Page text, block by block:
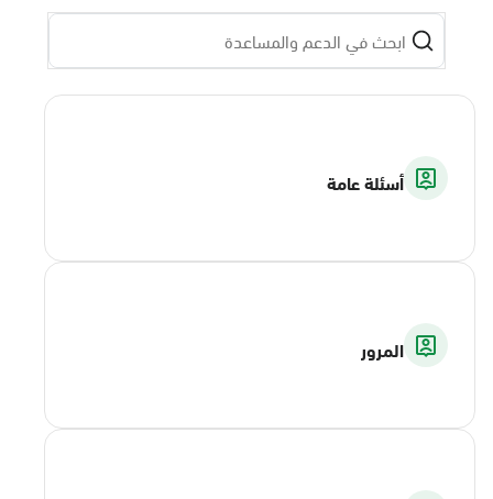
أسئلة عامة
المرور